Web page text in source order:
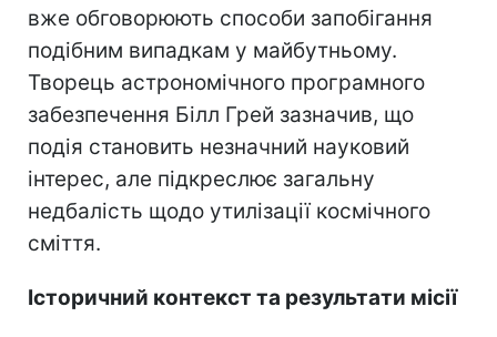
вже обговорюють способи запобігання
подібним випадкам у майбутньому.
Творець астрономічного програмного
забезпечення Білл Грей зазначив, що
подія становить незначний науковий
інтерес, але підкреслює загальну
недбалість щодо утилізації космічного
сміття.
Історичний контекст та результати місії